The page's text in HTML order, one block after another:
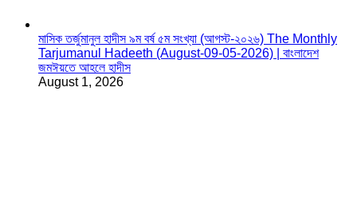
মাসিক তর্জুমানুল হাদীস ৯ম বর্ষ ৫ম সংখ্যা (আগস্ট-২০২৬) The Monthly
Tarjumanul Hadeeth (August-09-05-2026) | বাংলাদেশ
জমঈয়তে আহলে হাদীস
August 1, 2026